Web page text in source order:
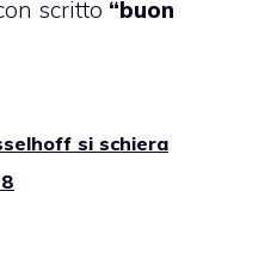
scritto “buon
si schiera